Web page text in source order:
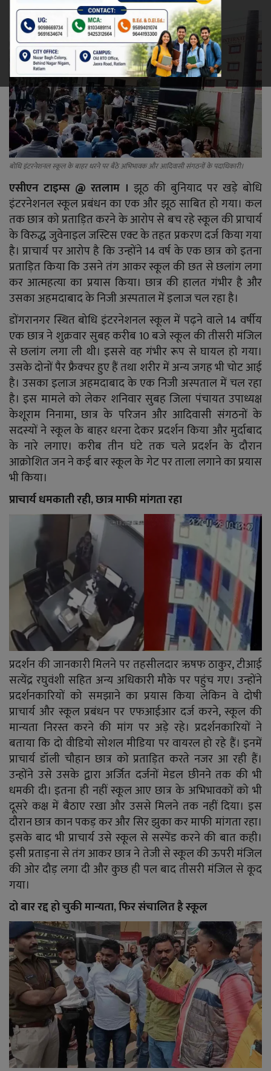
रेलवे
खेल
ज्योतिष
कला-साहित्य
निर्वाचन
धर्म-संस्कृति
करियर
वीडियो
YouTube
Language
English Hiindi
बोधि इंटरनेशनल स्कूल के बाहर धरने पर बैठे अभिभावक और आदिवासी संगठनों के पदाधिकारी।
एसीएन टाइम्स @ रतलाम । झूठ की बुनियाद पर खड़े बोधि
इंटरनेशनल स्कूल प्रबंधन का एक और झूठ साबित हो गया। कल
तक छात्र को प्रताड़ित करने के आरोप से बच रहे स्कूल की प्राचार्य
के विरुद्ध जुवेनाइल जस्टिस एक्ट के तहत प्रकरण दर्ज किया गया
है। प्राचार्य पर आरोप है कि उन्होंने 14 वर्ष के एक छात्र को इतना
प्रताड़ित किया कि उसने तंग आकर स्कूल की छत से छलांग लगा
कर आत्महत्या का प्रयास किया। छात्र की हालत गंभीर है और
उसका अहमदाबाद के निजी अस्पताल में इलाज चल रहा है।
डोंगरानगर स्थित बोधि इंटरनेशनल स्कूल में पढ़ने वाले 14 वर्षीय
एक छात्र ने शुक्रवार सुबह करीब 10 बजे स्कूल की तीसरी मंजिल
से छलांग लगा ली थी। इससे वह गंभीर रूप से घायल हो गया।
उसके दोनों पैर फ्रैक्चर हुए हैं तथा शरीर में अन्य जगह भी चोट आई
है। उसका इलाज अहमदाबाद के एक निजी अस्पताल में चल रहा
है। इस मामले को लेकर शनिवार सुबह जिला पंचायत उपाध्यक्ष
केशूराम निनामा, छात्र के परिजन और आदिवासी संगठनों के
सदस्यों ने स्कूल के बाहर धरना देकर प्रदर्शन किया और मुर्दाबाद
के नारे लगाए। करीब तीन घंटे तक चले प्रदर्शन के दौरान
आक्रोशित जन ने कई बार स्कूल के गेट पर ताला लगाने का प्रयास
भी किया।
प्राचार्य धमकाती रही, छात्र माफी मांगता रहा
प्रदर्शन की जानकारी मिलने पर तहसीलदार ऋषफ ठाकुर, टीआई
सत्येंद्र रघुवंशी सहित अन्य अधिकारी मौके पर पहुंच गए। उन्होंने
प्रदर्शनकारियों को समझाने का प्रयास किया लेकिन वे दोषी
प्राचार्य और स्कूल प्रबंधन पर एफआईआर दर्ज करने, स्कूल की
मान्यता निरस्त करने की मांग पर अड़े रहे। प्रदर्शनकारियों ने
बताया कि दो वीडियो सोशल मीडिया पर वायरल हो रहे हैं। इनमें
प्राचार्य डॉली चौहान छात्र को प्रताड़ित करते नजर आ रही हैं।
उन्होंने उसे उसके द्वारा अर्जित दर्जनों मेडल छीनने तक की भी
धमकी दी। इतना ही नहीं स्कूल आए छात्र के अभिभावकों को भी
दूसरे कक्ष में बैठाए रखा और उससे मिलने तक नहीं दिया। इस
दौरान छात्र कान पकड़ कर और सिर झुका कर माफी मांगता रहा।
इसके बाद भी प्राचार्य उसे स्कूल से सस्पेंड करने की बात कही।
इसी प्रताड़ना से तंग आकर छात्र ने तेजी से स्कूल की ऊपरी मंजिल
की ओर दौड़ लगा दी और कुछ ही पल बाद तीसरी मंजिल से कूद
गया।
दो बार रद्द हो चुकी मान्यता, फिर संचालित है स्कूल